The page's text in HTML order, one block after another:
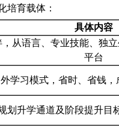
培育载体：
具体内容
从语言、专业技能、独
平台
学习模式，省时、省钱
划升学通道及阶段提升